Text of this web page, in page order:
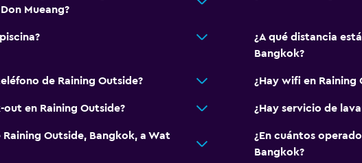
Mueang?
¿A qué distancia
Bangkok?
de Raining Outside? ¿Hay wifi en Raining
out en Raining Outside? ¿Hay servicio de
Outside, Bangkok, a Wat
¿En cuántos
Bangkok?